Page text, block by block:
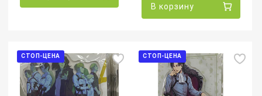
В корзину
СТОП-ЦЕНА СТОП-ЦЕНА